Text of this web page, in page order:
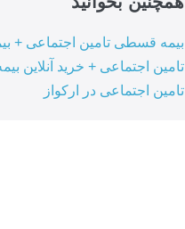
بیمه قسطی تامین اجتماعی +
تامین اجتماعی + خرید آنلاین
تامین اجتماعی در ارکواز